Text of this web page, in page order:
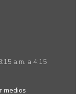
a.m. a 4:15
medios